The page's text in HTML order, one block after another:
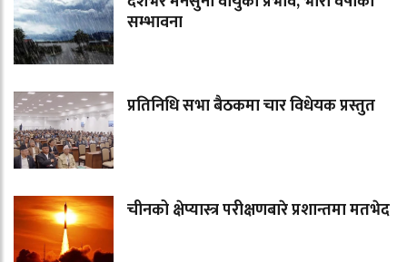
सम्भावना
प्रतिनिधि सभा बैठकमा चार विधेयक प्रस्तुत
चीनको क्षेप्यास्त्र परीक्षणबारे प्रशान्तमा मतभेद